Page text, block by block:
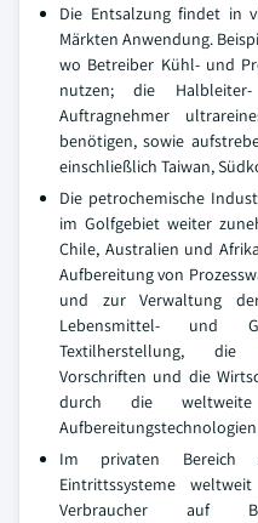
Die Entsalzung findet in
Märkten Anwendung.
wo Betreiber Kühl- und
nutzen; die
Auftragnehmer
benötigen, sowie
einschließlich Taiwan,
Die petrochemische
im Golfgebiet weiter
Chile, Australien und
Aufbereitung von
und zur Verwaltung
Lebensmittel- und
Textilherstellung, die
Vorschriften und die
durch die
Im privaten Bereich
Eintrittssysteme
Verbraucher auf